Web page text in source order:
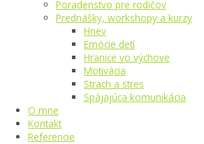
Poradenstvo pre rodičov
Prednášky, workshopy a kurzy
Hnev
Emócie detí
Hranice vo výchove
Motivácia
Strach a stres
Spájajúca komunikácia
O mne
Kontakt
Referencie